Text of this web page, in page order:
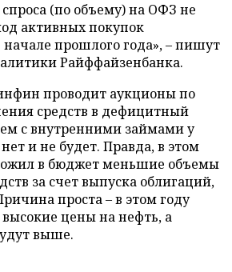
спроса (по объему) на ОФЗ не
активных покупок
прошлого года», – пишут
Райффайзенбанка.
проводит аукционы по
средств в дефицитный
с внутренними займами у
и не будет. Правда, в этом
в бюджет меньшие объемы
за счет выпуска облигаций,
проста – в этом году
цены на нефть, а
выше.